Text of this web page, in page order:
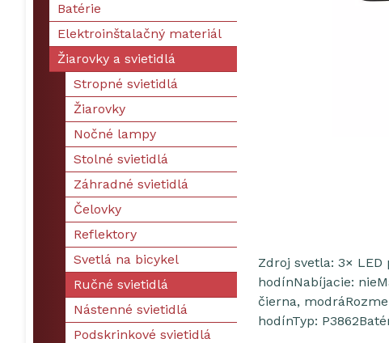
Zdroj svetla: 3×
hodínNabíjacie:
čierna,
hodínTyp:
Batérie
Elektroinštalačný materiál
Žiarovky a svietidlá
Stropné svietidlá
Žiarovky
Nočné lampy
Stolné svietidlá
Záhradné svietidlá
Čelovky
Reflektory
Svetlá na bicykel
Ručné svietidlá
Nástenné svietidlá
Podskrinkové svietidlá